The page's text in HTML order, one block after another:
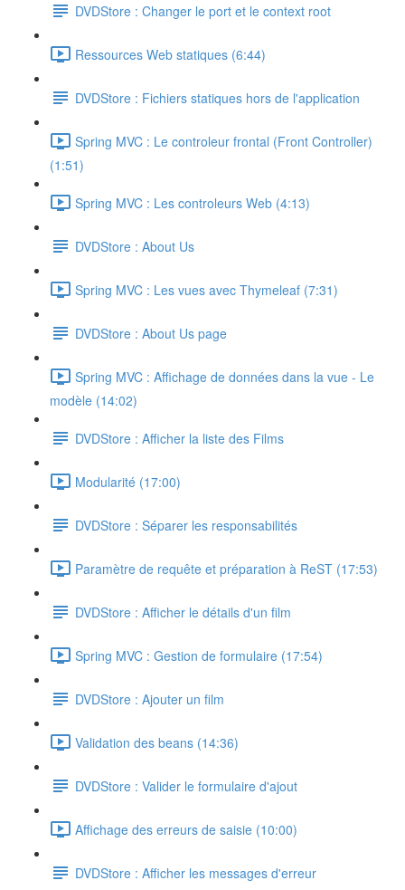
DVDStore : Changer le port et le context root
Ressources Web statiques (6:44)
DVDStore : Fichiers statiques hors de l'application
Spring MVC : Le controleur frontal (Front Controller)
(1:51)
Spring MVC : Les controleurs Web (4:13)
DVDStore : About Us
Spring MVC : Les vues avec Thymeleaf (7:31)
DVDStore : About Us page
Spring MVC : Affichage de données dans la vue - Le
modèle (14:02)
DVDStore : Afficher la liste des Films
Modularité (17:00)
DVDStore : Séparer les responsabilités
Paramètre de requête et préparation à ReST (17:53)
DVDStore : Afficher le détails d'un film
Spring MVC : Gestion de formulaire (17:54)
DVDStore : Ajouter un film
Validation des beans (14:36)
DVDStore : Valider le formulaire d'ajout
Affichage des erreurs de saisie (10:00)
DVDStore : Afficher les messages d'erreur